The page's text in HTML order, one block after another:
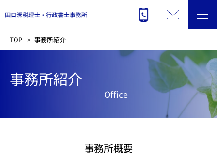
TOP 事務所紹介
事務所紹介
Office
事務所概要